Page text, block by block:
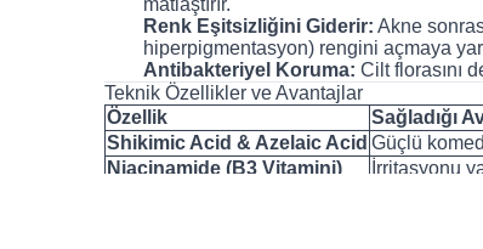
matlaştırır.
Renk Eşitsizliğini Giderir: Akne
hiperpigmentasyon) rengini açmaya
Antibakteriyel Koruma: Cilt florasını
Teknik Özellikler ve Avantajlar
Özellik
Sağladığı
Shikimic Acid & Azelaic Acid Güçlü
Niacinamide (B3 Vitamini)
İrritasyonu